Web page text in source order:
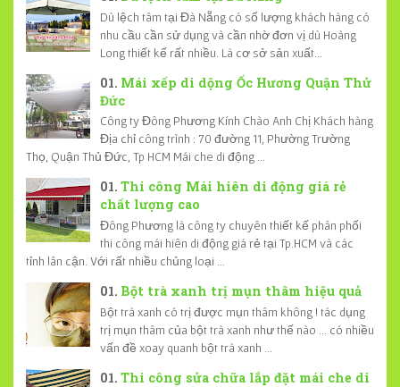
Dù lệch tâm tại Đà Nẵng có số lượng khách hàng có
nhu cầu cần sử dụng và cần nhờ đơn vị dù Hoàng
Long thiết kế rất nhiều. Là cơ sở sản xuất...
Mái xếp di dộng Ốc Hương Quận Thử
Đức
Công ty Đông Phương Kính Chào Anh Chị Khách hàng
Địa chỉ công trình : 70 đường 11, Phường Trường
Thọ, Quận Thủ Đức, Tp HCM Mái che di động ...
Thi công Mái hiên di động giá rẻ
chất lượng cao
Đông Phương là công ty chuyên thiết kế phân phối
thi công mái hiên di động giá rẻ tại Tp.HCM và các
tỉnh lân cận. Với rất nhiều chủng loại ...
Bột trà xanh trị mụn thâm hiệu quả
Bột trà xanh có trị được mụn thâm không ! tác dụng
trị mụn thâm của bột trà xanh như thế nào ... có nhiều
vấn đề xoay quanh bột trà xanh ...
Thi công sửa chữa lắp đặt mái che di